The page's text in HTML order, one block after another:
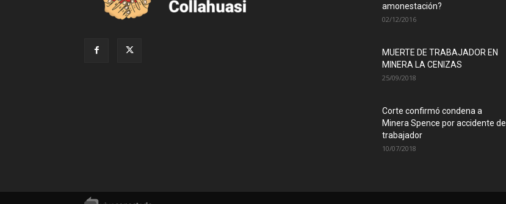
amonestación?
02/12/2016
MUERTE DE TRABAJADOR EN
MINERA LA CENIZAS
25/09/2018
Corte confirmó condena a
Minera Spence por accidente de
trabajador
10/07/2018